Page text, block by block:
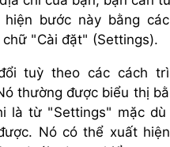
bước này bằng
"Cài đặt" (Settings).
tuỳ theo các cách
thường được biểu thị
là từ "Settings" mặc dù
Nó có thể xuất